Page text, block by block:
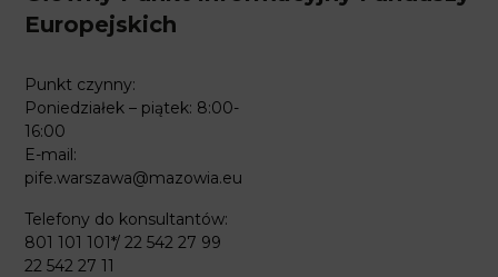
Europejskich
Punkt czynny:
Poniedziałek – piątek: 8:00-
16:00
E-mail:
pife.warszawa@mazowia.eu
Telefony do konsultantów:
801 101 101*/ 22 542 27 99
22 542 27 11